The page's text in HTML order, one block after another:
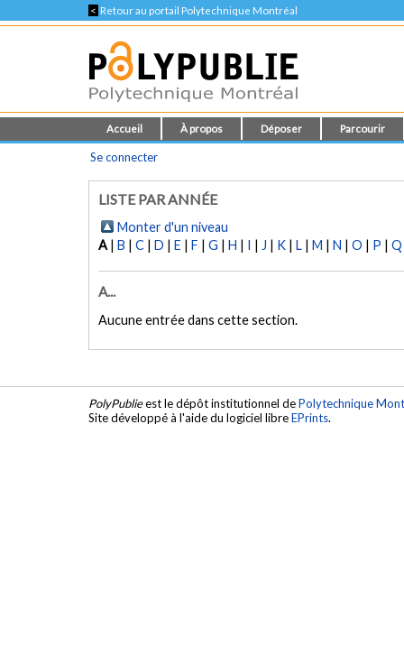
< Retour au portail Polytechnique Montréal
Accueil À propos Déposer Parcourir
Se connecter
LISTE PAR ANNÉE
Monter d'un niveau
A | B | C | D | E | F | G | H | I | J | K | L | M | N | O | P | Q
A...
Aucune entrée dans cette section.
PolyPublieest le dépôt institutionnel dePolytechnique
Site développé à l'aide du logiciel libreEPrints.